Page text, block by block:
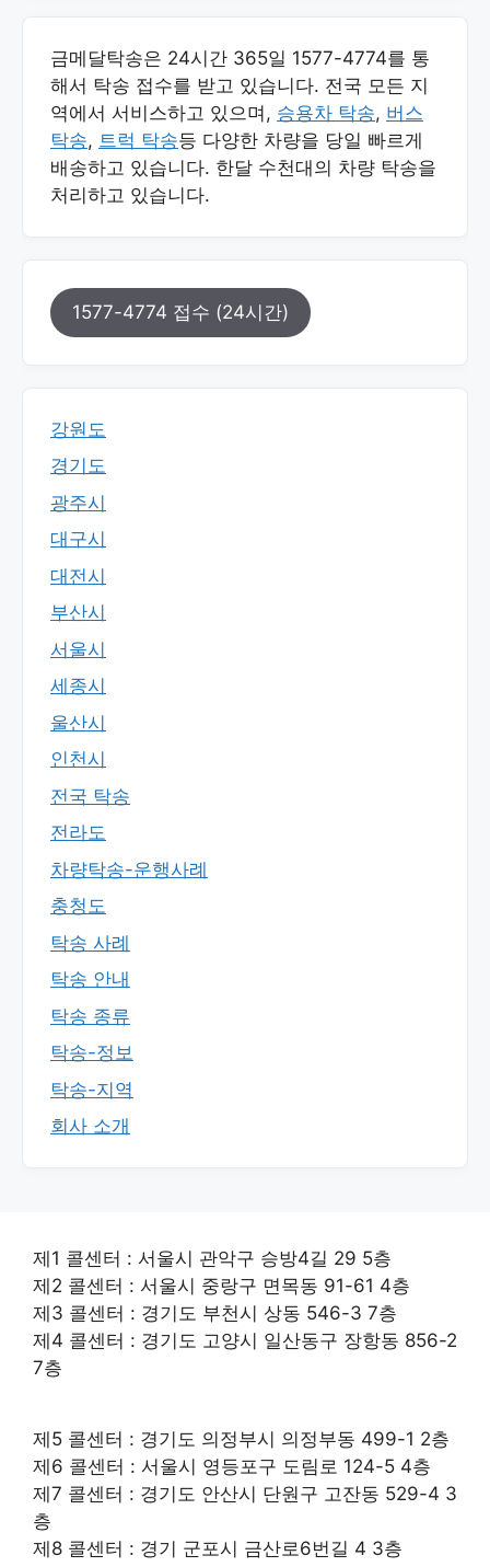
금메달탁송은 24시간 365일 1577-4774를 통
해서 탁송 접수를 받고 있습니다. 전국 모든 지
역에서 서비스하고 있으며, 승용차 탁송, 버스
탁송, 트럭 탁송등 다양한 차량을 당일 빠르게
배송하고 있습니다. 한달 수천대의 차량 탁송을
처리하고 있습니다.
1577-4774 접수 (24시간)
강원도
경기도
광주시
대구시
대전시
부산시
서울시
세종시
울산시
인천시
전국 탁송
전라도
차량탁송-운행사례
충청도
탁송 사례
탁송 안내
탁송 종류
탁송-정보
탁송-지역
회사 소개
제1 콜센터 : 서울시 관악구 승방4길 29 5층
제2 콜센터 : 서울시 중랑구 면목동 91-61 4층
제3 콜센터 : 경기도 부천시 상동 546-3 7층
제4 콜센터 : 경기도 고양시 일산동구 장항동 856-2
7층
제5 콜센터 : 경기도 의정부시 의정부동 499-1 2층
제6 콜센터 : 서울시 영등포구 도림로 124-5 4층
제7 콜센터 : 경기도 안산시 단원구 고잔동 529-4 3
층
제8 콜센터 : 경기 군포시 금산로6번길 4 3층